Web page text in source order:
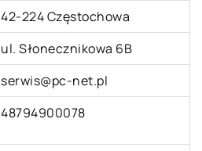
42-224 Częstochowa
ul. Słonecznikowa 6B
serwis@pc-net.pl
48794900078